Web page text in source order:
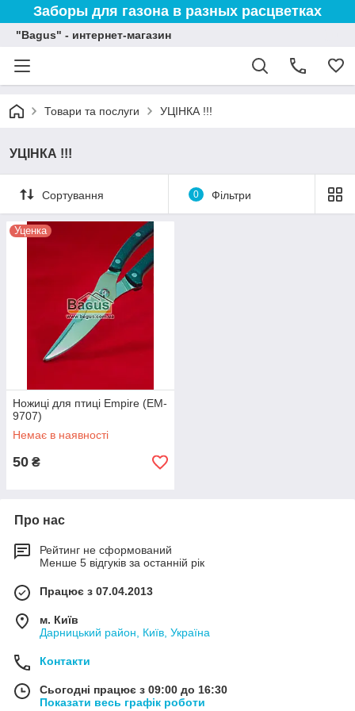
Заборы для газона в разных расцветках
"Bagus" - интернет-магазин
Товари та послуги УЦІНКА !!!
УЦІНКА !!!
Сортування 0 Фільтри
Уценка
Ножиці для птиці Empire (EM-
9707)
Немає в наявності
50 ₴
Про нас
Рейтинг не сформований
Менше 5 відгуків за останній рік
Працює з 07.04.2013
м. Київ
Дарницький район, Київ, Україна
Контакти
Сьогодні працює з 09:00 до 16:30
Показати весь графік роботи